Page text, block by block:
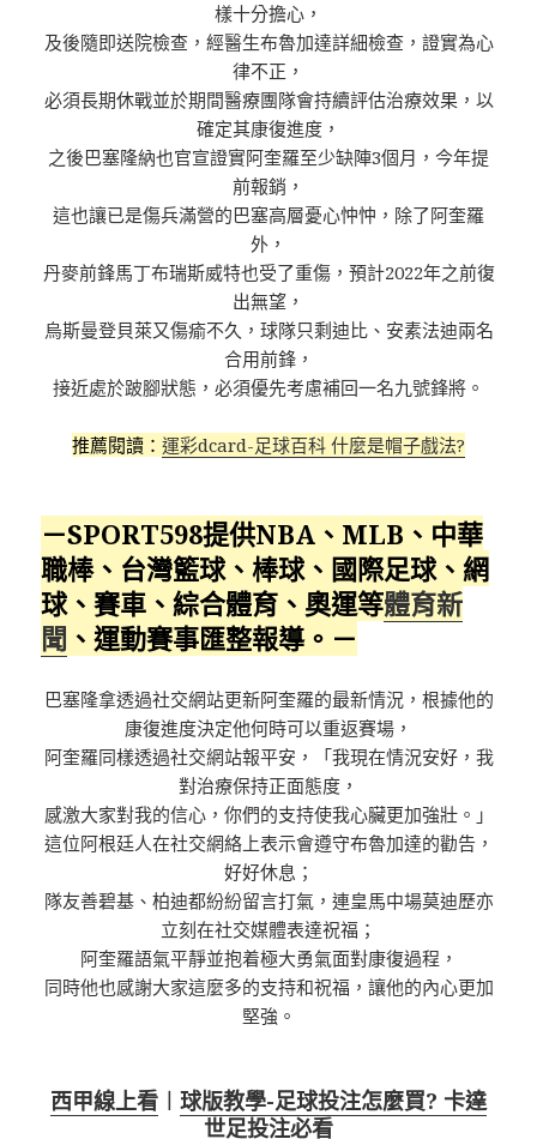
樣十分擔心，
及後隨即送院檢查，經醫生布魯加達詳細檢查，證實為心
律不正，
必須長期休戰並於期間醫療團隊會持續評估治療效果，以
確定其康復進度，
之後巴塞隆納也官宣證實阿奎羅至少缺陣3個月，今年提
前報銷，
這也讓已是傷兵滿營的巴塞高層憂心忡忡，除了阿奎羅
外，
丹麥前鋒馬丁布瑞斯威特也受了重傷，預計2022年之前復
出無望，
烏斯曼登貝萊又傷瘉不久，球隊只剩迪比、安素法迪兩名
合用前鋒，
接近處於跛腳狀態，必須優先考慮補回一名九號鋒將。
推薦閱讀： 運彩dcard-足球百科 什麼是帽子戲法?
－SPORT598提供NBA、MLB、中華
職棒、台灣籃球、棒球、國際足球、網
球、賽車、綜合體育、奧運等體育新
聞 、運動賽事匯整報導。－
巴塞隆拿透過社交網站更新阿奎羅的最新情況，根據他的
康復進度決定他何時可以重返賽場，
阿奎羅同樣透過社交網站報平安，「我現在情況安好，我
對治療保持正面態度，
感激大家對我的信心，你們的支持使我心臟更加強壯。」
這位阿根廷人在社交網絡上表示會遵守布魯加達的勸告，
好好休息；
隊友善碧基、柏迪都紛紛留言打氣，連皇馬中場莫迪歷亦
立刻在社交媒體表達祝福；
阿奎羅語氣平靜並抱着極大勇氣面對康復過程，
同時他也感謝大家這麼多的支持和祝福，讓他的內心更加
堅強。
西甲線上看 ︱ 球版教學-足球投注怎麼買? 卡達
世足投注必看